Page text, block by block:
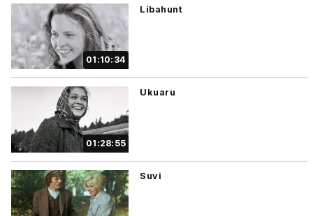
01:10:34
Libahunt
01:28:55
Ukuaru
Suvi